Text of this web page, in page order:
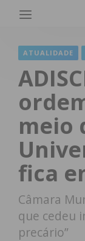
ATUALIDADE
meio
fica
Câmara
que cedeu
precário”